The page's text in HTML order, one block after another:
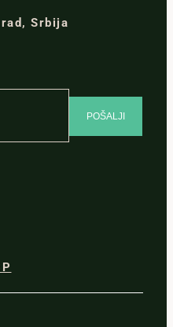
Srbija